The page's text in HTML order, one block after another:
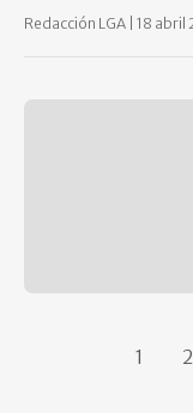
Redacción LGA 18 abril
1 2